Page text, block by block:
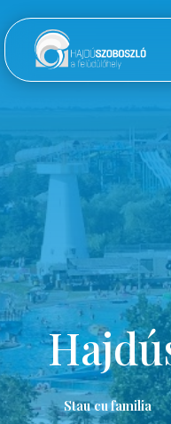
Stau cu familia